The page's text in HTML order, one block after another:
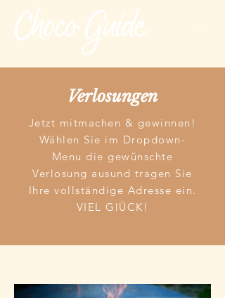
Verlosungen
Jetzt mitmachen & gewinnen!
Wählen Sie im Dropdown-
Menu die gewünschte
Verlosung ausund tragen Sie
Ihre vollständige Adresse ein.
VIEL GlÜCK!